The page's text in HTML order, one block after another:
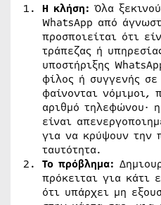
Η κλήση: Όλα
WhatsApp από
προσποιείται ότι
τράπεζας ή
υποστήριξης
φίλος ή συγγενής
φαίνονται νόμιμοι,
αριθμό τηλεφώνου·
είναι
για να κρύψουν την
ταυτότητα.
Το πρόβλημα:
πρόκειται για κάτι
ότι υπάρχει μη